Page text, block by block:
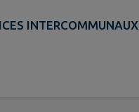
INTERCOMMUNAUX